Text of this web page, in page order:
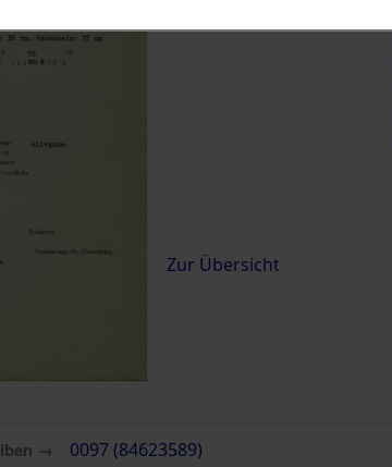
Zur Übersicht
→ 0097 (84623589)